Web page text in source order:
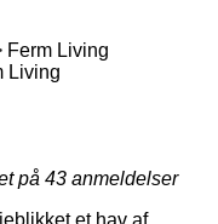
Ferm Living
Living
på 43 anmeldelser
et hav af